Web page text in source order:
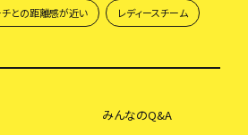
との距離感が近い レディースチーム
みんなのQ&A